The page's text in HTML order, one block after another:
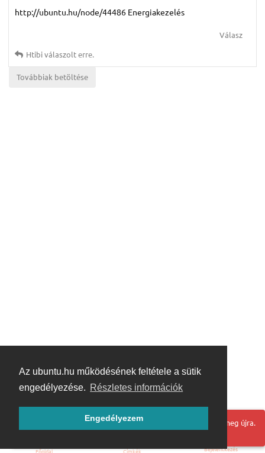
Az ubuntu.hu működésének feltétele a sütik
engedélyezése. Részletes információk
Engedélyezem
http://ubuntu.hu/node/44486 Energiakezelés
Válasz
Htibiválaszolt erre.
Továbbiak betöltése
Hoppá! Valami hiba történt. Frissítse az oldalt és próbálja meg újra.
Főoldal Címkék Bejelentkezés